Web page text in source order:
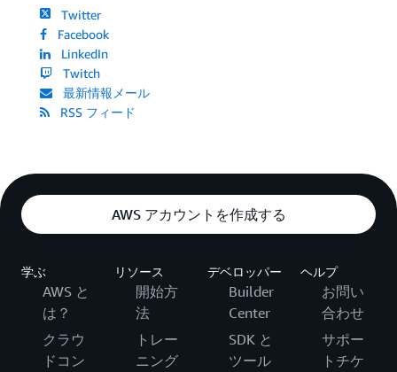
Twitter
Facebook
LinkedIn
Twitch
最新情報メール
RSS フィード
AWS アカウントを作成する
学ぶ
AWS と
は？
クラウ
ドコン
リソース
開始方
法
トレー
ニング
デベロッパー
Builder
Center
SDK と
ツール
ヘルプ
お問い
合わせ
サポー
トチケ